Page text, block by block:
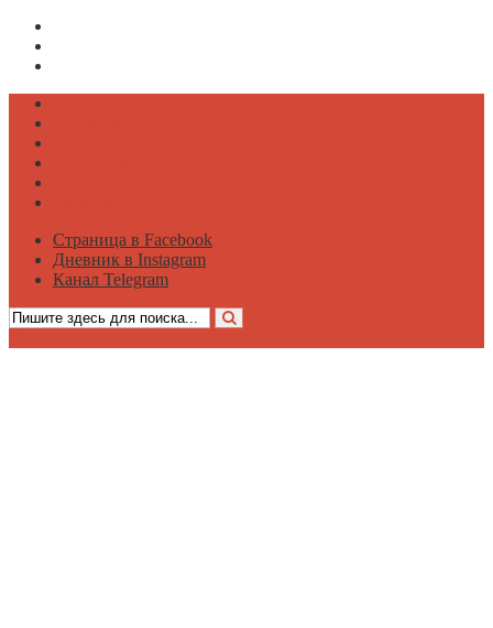
Страница в Facebook
Дневник в Instagram
Канал Telegram